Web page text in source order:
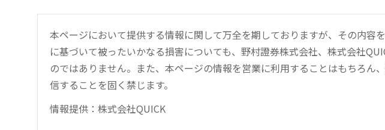
本ページにおいて提供する情報に関して万全を期しておりますが、その内容
に基づいて被ったいかなる損害についても、野村證券株式会社、株式会社
のではありません。また、本ページの情報を営業に利用することはもちろん
信することを固く禁じます。
情報提供：株式会社QUICK